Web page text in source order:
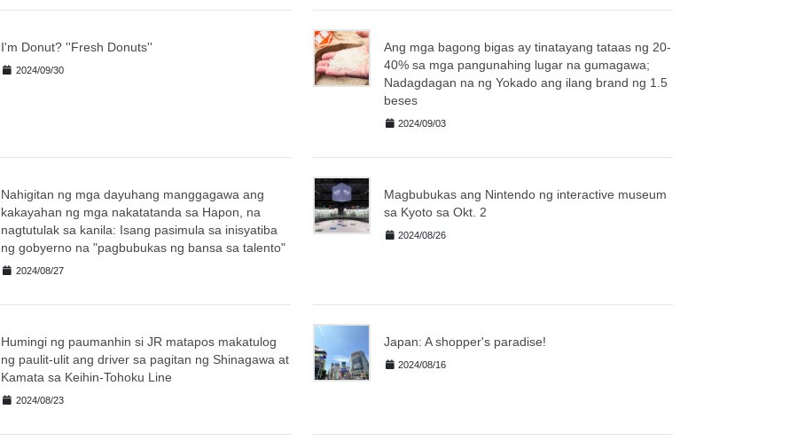
I'm Donut? ''Fresh Donuts''
2024/09/30
Ang mga bagong bigas ay tinatayang tataas ng 20-
40% sa mga pangunahing lugar na gumagawa;
Nadagdagan na ng Yokado ang ilang brand ng 1.5
beses
2024/09/03
Nahigitan ng mga dayuhang manggagawa ang
kakayahan ng mga nakatatanda sa Hapon, na
nagtutulak sa kanila: Isang pasimula sa inisyatiba
ng gobyerno na "pagbubukas ng bansa sa talento"
2024/08/27
Magbubukas ang Nintendo ng interactive museum
sa Kyoto sa Okt. 2
2024/08/26
Humingi ng paumanhin si JR matapos makatulog
ng paulit-ulit ang driver sa pagitan ng Shinagawa at
Kamata sa Keihin-Tohoku Line
2024/08/23
Japan: A shopper's paradise!
2024/08/16